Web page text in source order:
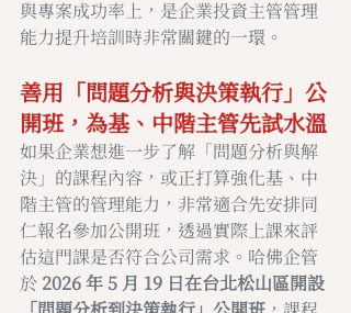
與專案成功率上，是企業投資主管管理
能力提升培訓時非常關鍵的一環。
善用「問題分析與決策執行」公
開班，為基、中階主管先試水溫
如果企業想進一步了解「問題分析與解
決」的課程內容，或正打算強化基、中
階主管的管理能力，非常適合先安排同
仁報名參加公開班，透過實際上課來評
估這門課是否符合公司需求。哈佛企管
於 2026 年 5 月 19 日在台北松山區開設